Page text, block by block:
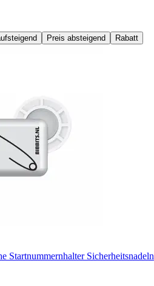
Preis absteigend Rabatt
Startnummernhalter Sicherheitsnadeln